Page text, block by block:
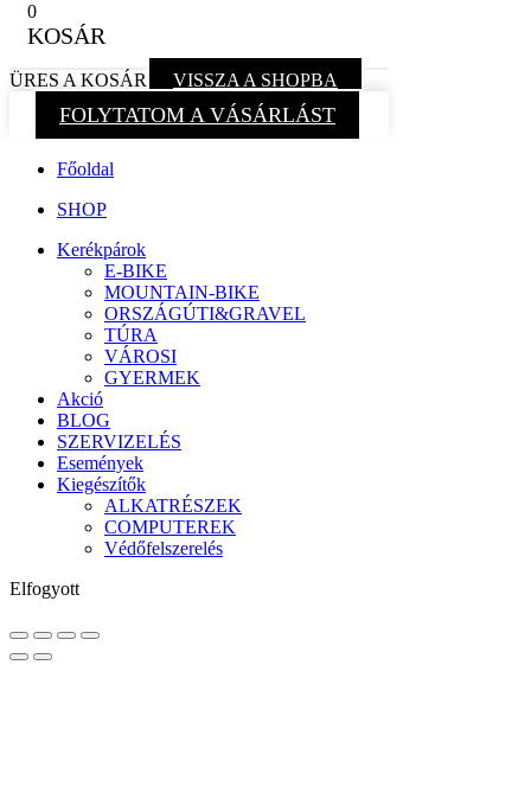
0
KOSÁR
ÜRES A KOSÁR VISSZA A SHOPBA
FOLYTATOM A VÁSÁRLÁST
Főoldal
SHOP
Kerékpárok
E-BIKE
MOUNTAIN-BIKE
ORSZÁGÚTI&GRAVEL
TÚRA
VÁROSI
GYERMEK
Akció
BLOG
SZERVIZELÉS
Események
Kiegészítők
ALKATRÉSZEK
COMPUTEREK
Védőfelszerelés
Elfogyott